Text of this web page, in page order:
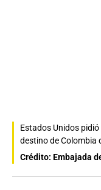
Estados Unidos
destino de Colombia
Crédito: Embajada